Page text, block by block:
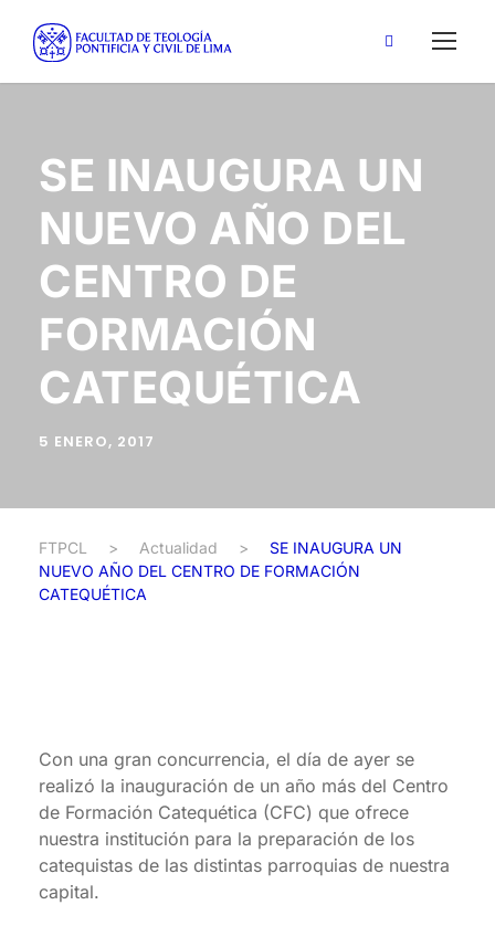
SE INAUGURA UN
NUEVO AÑO DEL
CENTRO DE
FORMACIÓN
CATEQUÉTICA
5 ENERO, 2017
FTPCL > Actualidad >
SE INAUGURA UN
NUEVO AÑO DEL CENTRO DE FORMACIÓN
CATEQUÉTICA
Con una gran concurrencia, el día de ayer se
realizó la inauguración de un año más del Centro
de Formación Catequética (CFC) que ofrece
nuestra institución para la preparación de los
catequistas de las distintas parroquias de nuestra
capital.